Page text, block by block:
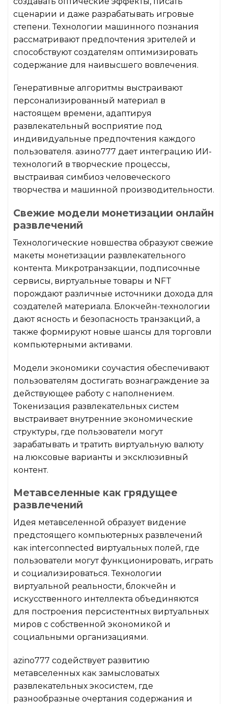
сценарии и даже разрабатывать игровые
степени. Технологии машинного познания
рассматривают предпочтения зрителей и
способствуют создателям оптимизировать
содержание для наивысшего вовлечения.
Генеративные алгоритмы выстраивают
персонализированный материал в
настоящем времени, адаптируя
развлекательный восприятие под
индивидуальные предпочтения каждого
пользователя. азино777 дает интеграцию ИИ-
технологий в творческие процессы,
выстраивая симбиоз человеческого
творчества и машинной производительности.
Свежие модели монетизации онлайн
развлечений
Технологические новшества образуют свежие
макеты монетизации развлекательного
контента. Микротранзакции, подписочные
сервисы, виртуальные товары и NFT
порождают различные источники дохода для
создателей материала. Блокчейн-технологии
дают ясность и безопасность транзакций, а
также формируют новые шансы для торговли
компьютерными активами.
Модели экономики соучастия обеспечивают
пользователям достигать вознаграждение за
действующее работу с наполнением.
Токенизация развлекательных систем
выстраивает внутренние экономические
структуры, где пользователи могут
зарабатывать и тратить виртуальную валюту
на люксовые варианты и эксклюзивный
контент.
Метавселенные как грядущее
развлечений
Идея метавселенной образует видение
предстоящего компьютерных развлечений
как interconnected виртуальных полей, где
пользователи могут функционировать, играть
и социализироваться. Технологии
виртуальной реальности, блокчейн и
искусственного интеллекта объединяются
для построения персистентных виртуальных
миров с собственной экономикой и
социальными организациями.
azino777 содействует развитию
метавселенных как замысловатых
развлекательных экосистем, где
разнообразные очертания содержания и